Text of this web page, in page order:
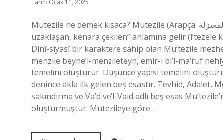
Tarih: Ocak 11, 2025
Mutezile ne demek kısaca? Mutezile (Arapça: المعتزلة) İslam’da bir dini mezheptir. Mutezile, tam anlamıyla “giden,
uzaklaşan, kenara çekilen” anlamına gelir
Dinî-siyasî bir karaktere sahip olan Mu’tezile
menzile beyne’l-menzileteyn, emir-i bi’l-ma’ruf
temelini oluşturur. Düşünce yapısı temelini
denince akla ilk gelen beş esastır. Tevhid, Adalet,
sakındırma ve Va’d ve’l-Vaid adlı beş esas
oluşturmuştur. Mutezileye göre…